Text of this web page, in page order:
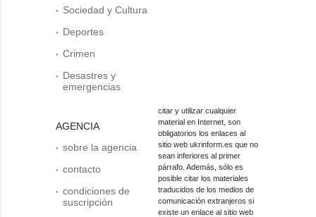
Sociedad y Cultura
Deportes
Crimen
Desastres y
emergencias
AGENCIA
sobre la agencia
contacto
condiciones de
suscripción
citar y utilizar cualquier
material en Internet, son
obligatorios los enlaces al
sitio web ukrinform.es que no
sean inferiores al primer
párrafo. Además, sólo es
posible citar los materiales
traducidos de los medios de
comunicación extranjeros si
existe un enlace al sitio web